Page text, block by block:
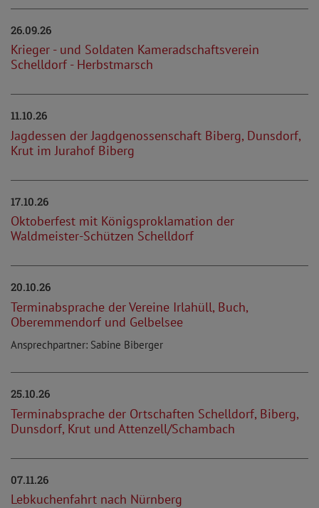
26.09.26
Krieger - und Soldaten Kameradschaftsverein
Schelldorf - Herbstmarsch
11.10.26
Jagdessen der Jagdgenossenschaft Biberg, Dunsdorf,
Krut im Jurahof Biberg
17.10.26
Oktoberfest mit Königsproklamation der
Waldmeister-Schützen Schelldorf
20.10.26
Terminabsprache der Vereine Irlahüll, Buch,
Oberemmendorf und Gelbelsee
Ansprechpartner: Sabine Biberger
25.10.26
Terminabsprache der Ortschaften Schelldorf, Biberg,
Dunsdorf, Krut und Attenzell/Schambach
07.11.26
Lebkuchenfahrt nach Nürnberg